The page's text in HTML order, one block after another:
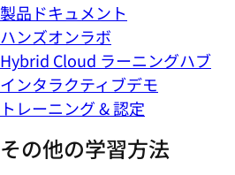
製品ドキュメント
ハンズオンラボ
Hybrid Cloud ラーニングハブ
インタラクティブデモ
トレーニング & 認定
その他の学習方法